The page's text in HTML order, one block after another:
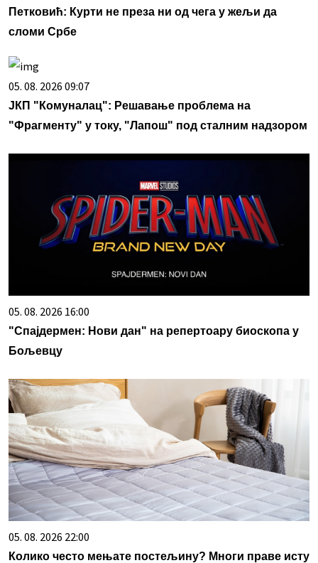
Петковић: Курти не преза ни од чега у жељи да
сломи Србе
05. 08. 2026 09:07
ЈКП "Комуналац": Решавање проблема на
"Фрагменту" у току, "Лапош" под сталним надзором
05. 08. 2026 16:00
"Спајдермен: Нови дан" на репертоару биоскопа у
Бољевцу
05. 08. 2026 22:00
Колико често мењате постељину? Многи праве исту